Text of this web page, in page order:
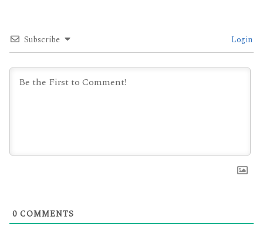
Subscribe Login
0 COMMENTS